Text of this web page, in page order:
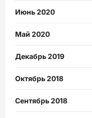
Июнь 2020
Май 2020
Декабрь 2019
Октябрь 2018
Сентябрь 2018